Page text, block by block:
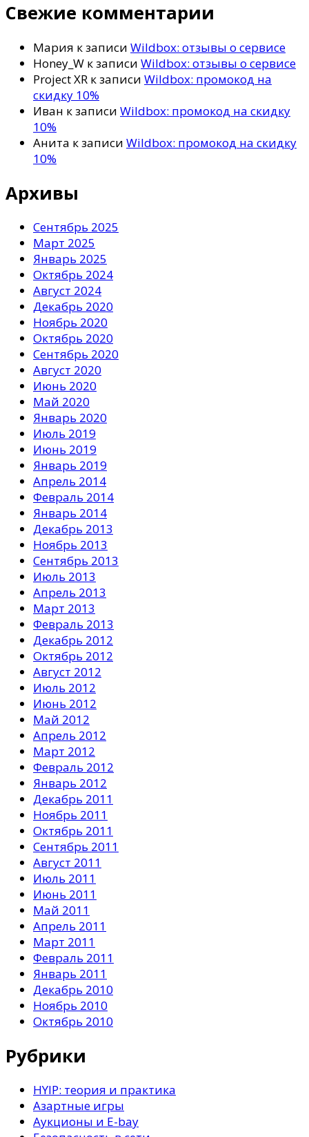
Свежие комментарии
Мария к записи Wildbox: отзывы о сервисе
Honey_W к записи Wildbox: отзывы о сервисе
Project XR к записи Wildbox: промокод на
скидку 10%
Иван к записи Wildbox: промокод на скидку
10%
Анита к записи Wildbox: промокод на скидку
10%
Архивы
Сентябрь 2025
Март 2025
Январь 2025
Октябрь 2024
Август 2024
Декабрь 2020
Ноябрь 2020
Октябрь 2020
Сентябрь 2020
Август 2020
Июнь 2020
Май 2020
Январь 2020
Июль 2019
Июнь 2019
Январь 2019
Апрель 2014
Февраль 2014
Январь 2014
Декабрь 2013
Ноябрь 2013
Сентябрь 2013
Июль 2013
Апрель 2013
Март 2013
Февраль 2013
Декабрь 2012
Октябрь 2012
Август 2012
Июль 2012
Июнь 2012
Май 2012
Апрель 2012
Март 2012
Февраль 2012
Январь 2012
Декабрь 2011
Ноябрь 2011
Октябрь 2011
Сентябрь 2011
Август 2011
Июль 2011
Июнь 2011
Май 2011
Апрель 2011
Март 2011
Февраль 2011
Январь 2011
Декабрь 2010
Ноябрь 2010
Октябрь 2010
Рубрики
HYIP: теория и практика
Азартные игры
Аукционы и E-bay